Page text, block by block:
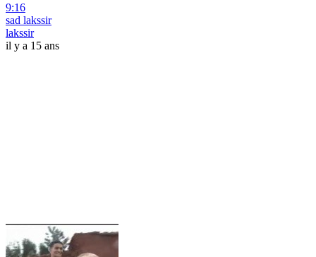
9:16
sad lakssir
lakssir
il y a 15 ans